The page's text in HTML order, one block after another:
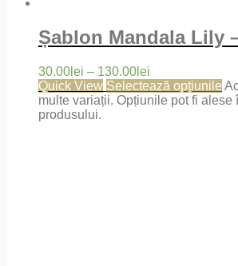
Șablon Mandala Lily
30.00 lei – 130.00 lei
Quick View Selectează opțiunile
multe variații. Opțiunile pot fi alese
produsului.